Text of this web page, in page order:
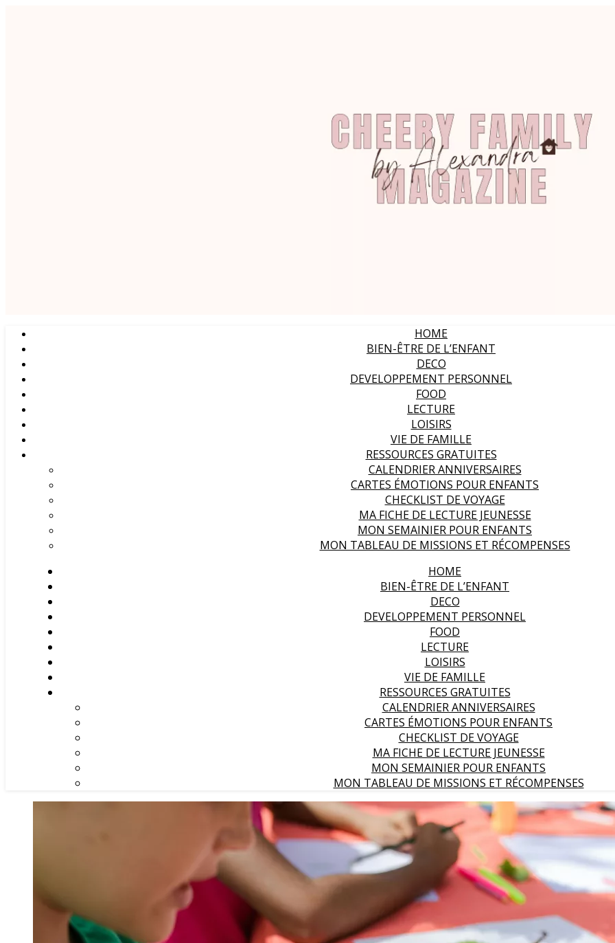
HOME
BIEN-ÊTRE DE L’ENFANT
DECO
DEVELOPPEMENT PERSONNEL
FOOD
LECTURE
LOISIRS
VIE DE FAMILLE
RESSOURCES GRATUITES
CALENDRIER ANNIVERSAIRES
CARTES ÉMOTIONS POUR ENFANTS
CHECKLIST DE VOYAGE
MA FICHE DE LECTURE JEUNESSE
MON SEMAINIER POUR ENFANTS
MON TABLEAU DE MISSIONS ET RÉCOMPENSES
HOME
BIEN-ÊTRE DE L’ENFANT
DECO
DEVELOPPEMENT PERSONNEL
FOOD
LECTURE
LOISIRS
VIE DE FAMILLE
RESSOURCES GRATUITES
CALENDRIER ANNIVERSAIRES
CARTES ÉMOTIONS POUR ENFANTS
CHECKLIST DE VOYAGE
MA FICHE DE LECTURE JEUNESSE
MON SEMAINIER POUR ENFANTS
MON TABLEAU DE MISSIONS ET RÉCOMPENSES